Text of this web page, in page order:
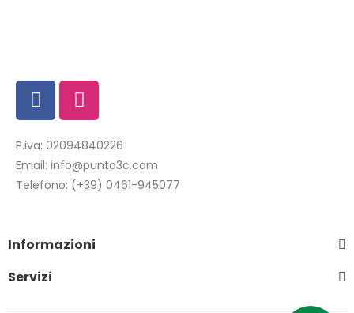
P.iva: 02094840226
Email: info@punto3c.com
Telefono: (+39) 0461-945077
Informazioni
Servizi